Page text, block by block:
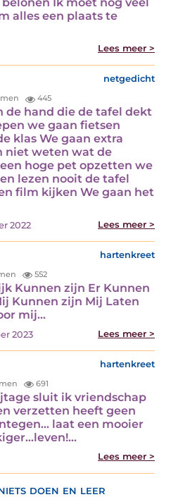
alles een plaats te
Lees meer >
netgedicht
445
de hand die de tafel dekt
we gaan fietsen
klas We gaan extra
niet weten wat de
hoge pet opzetten we
lezen nooit de tafel
film kijken We gaan het
2022 Lees meer >
hartenkreet
552
Kunnen zijn Er Kunnen
Kunnen zijn Mij Laten
mij…
2023 Lees meer >
hartenkreet
691
sluit ik vriendschap
verzetten heeft geen
laat een mooier
Lees meer >
doen en leer